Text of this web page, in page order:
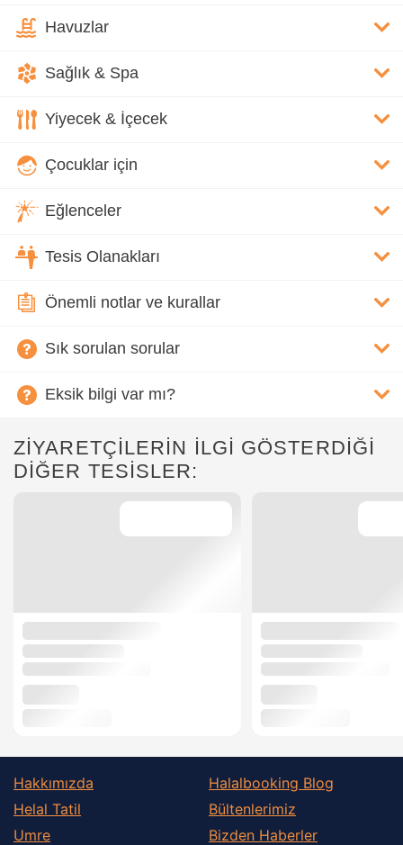
Havuzlar
Sağlık & Spa
Yiyecek & İçecek
Çocuklar için
Eğlenceler
Tesis Olanakları
Önemli notlar ve kurallar
Sık sorulan sorular
Eksik bilgi var mı?
ZİYARETÇİLERİN İLGİ GÖSTERDİĞİ
DİĞER TESİSLER:
Hakkımızda
Helal Tatil
Umre
Halalbooking Blog
Bültenlerimiz
Bizden Haberler